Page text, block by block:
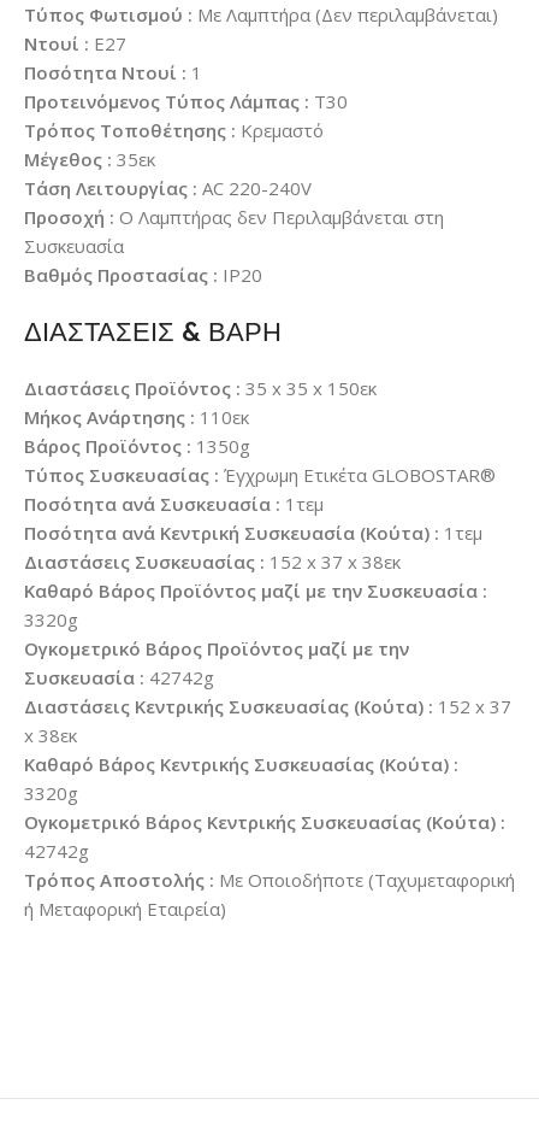
Τύπος Φωτισμού : Με Λαμπτήρα (Δεν περιλαμβάνεται)
Ντουί : E27
Ποσότητα Ντουί : 1
Προτεινόμενος Τύπος Λάμπας : T30
Τρόπος Τοποθέτησης : Κρεμαστό
Μέγεθος : 35εκ
Τάση Λειτουργίας : AC 220-240V
Προσοχή : Ο Λαμπτήρας δεν Περιλαμβάνεται στη
Συσκευασία
Βαθμός Προστασίας : IP20
ΔΙΑΣΤΑΣΕΙΣ & ΒΑΡΗ
Διαστάσεις Προϊόντος : 35 x 35 x 150εκ
Μήκος Ανάρτησης : 110εκ
Βάρος Προϊόντος : 1350g
Τύπος Συσκευασίας : Έγχρωμη Ετικέτα GLOBOSTAR®
Ποσότητα ανά Συσκευασία : 1τεμ
Ποσότητα ανά Κεντρική Συσκευασία (Κούτα) : 1τεμ
Διαστάσεις Συσκευασίας : 152 x 37 x 38εκ
Καθαρό Βάρος Προϊόντος μαζί με την Συσκευασία :
3320g
Ογκομετρικό Βάρος Προϊόντος μαζί με την
Συσκευασία : 42742g
Διαστάσεις Κεντρικής Συσκευασίας (Κούτα) : 152 x 37
x 38εκ
Καθαρό Βάρος Κεντρικής Συσκευασίας (Κούτα) :
3320g
Ογκομετρικό Βάρος Κεντρικής Συσκευασίας (Κούτα) :
42742g
Τρόπος Αποστολής : Με Οποιοδήποτε (Ταχυμεταφορική
ή Μεταφορική Εταιρεία)